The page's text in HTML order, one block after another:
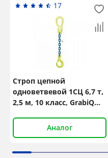
17
Строп цепной
одноветвевой 1СЦ 6,7 т,
2,5 м, 10 класс, GrabiQ
Аналог